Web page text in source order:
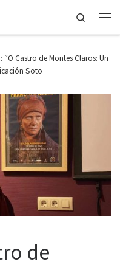
Search
“O Castro de Montes Claros: Un
Soto
de